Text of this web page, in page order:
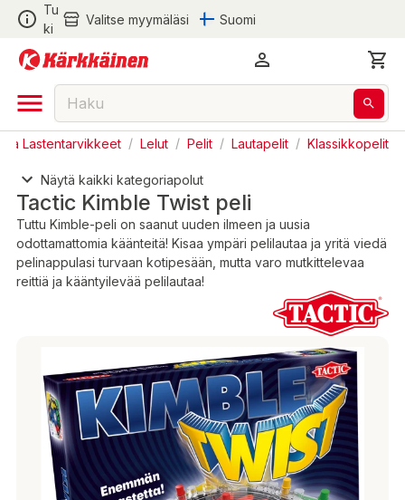
Tu
ki
Valitse myymäläsi Suomi
ja Lastentarvikkeet / Lelut / Pelit / Lautapelit / Klassikkopelit
Näytä kaikki kategoriapolut
Tactic Kimble Twist peli
Tuttu Kimble-peli on saanut uuden ilmeen ja uusia
odottamattomia käänteitä! Kisaa ympäri pelilautaa ja yritä viedä
pelinappulasi turvaan kotipesään, mutta varo mutkittelevaa
reittiä ja kääntyilevää pelilautaa!